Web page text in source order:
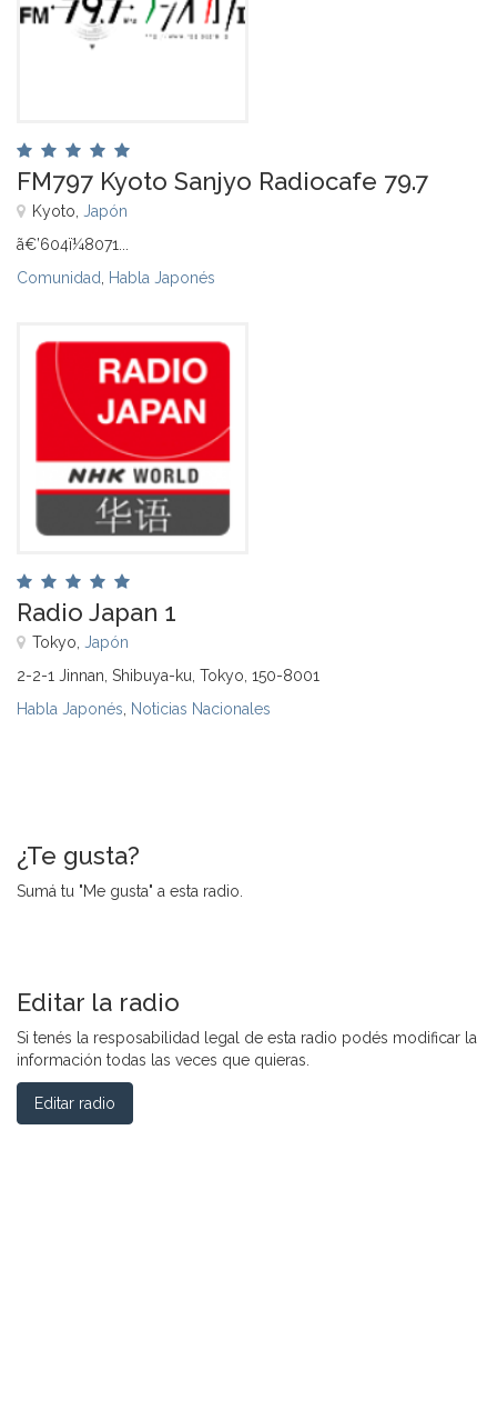
FM797 Kyoto Sanjyo Radiocafe 79.7
Kyoto, Japón
ã€’604ï¼8071...
Comunidad Habla Japonés
Radio Japan 1
Tokyo, Japón
2-2-1 Jinnan, Shibuya-ku, Tokyo, 150-8001
Habla Japonés Noticias Nacionales
¿Te gusta?
Sumá tu "Me gusta" a esta radio.
Editar la radio
Si tenés la resposabilidad legal de esta radio podés modificar la
información todas las veces que quieras.
Editar radio